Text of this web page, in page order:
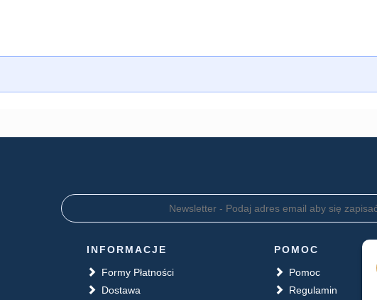
INFORMACJE
Formy Płatności
Dostawa
POMOC
Pomoc
Regulamin